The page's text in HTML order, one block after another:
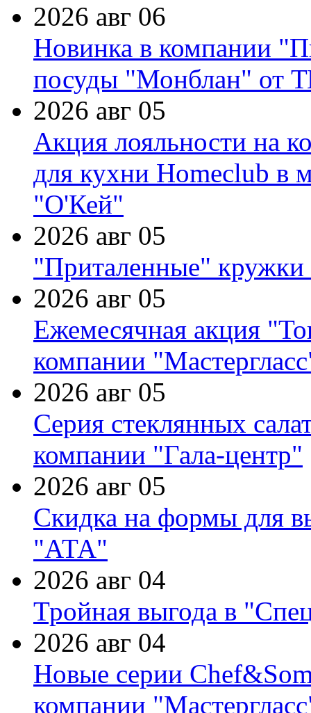
2026 авг 06
Новинка в компании
посуды "Монблан" от
2026 авг 05
Акция лояльности на
для кухни Homeclub в
"О'Кей"
2026 авг 05
"Приталенные" кружки
2026 авг 05
Ежемесячная акция
компании
2026 авг 05
Серия стеклянных
компании "Гала-центр"
2026 авг 05
Скидка на формы для
"АТА"
2026 авг 04
Тройная выгода в
2026 авг 04
Новые серии
компании